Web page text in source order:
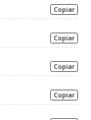
Copiar
Copiar
Copiar
Copiar